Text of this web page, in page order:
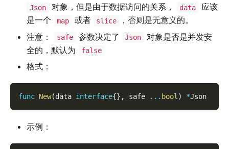
Json 对象，但是由于数据访问的关系， data
应该
是一个
map 或者 slice
，否则是无意义的。
注意：
safe 参数决定了 Json
对象是否是并发安
全的，默认为
false
格式：
func New(data interface{} , safe ... bool ) *Json
示例：